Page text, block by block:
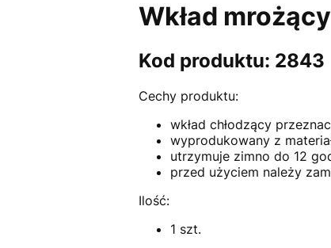
Wkład
Kod produktu: 2843
Cechy produktu:
wkład chłodzący
wyprodukowany z
utrzymuje zimno do 12
przed użyciem należy
Ilość:
1 szt.